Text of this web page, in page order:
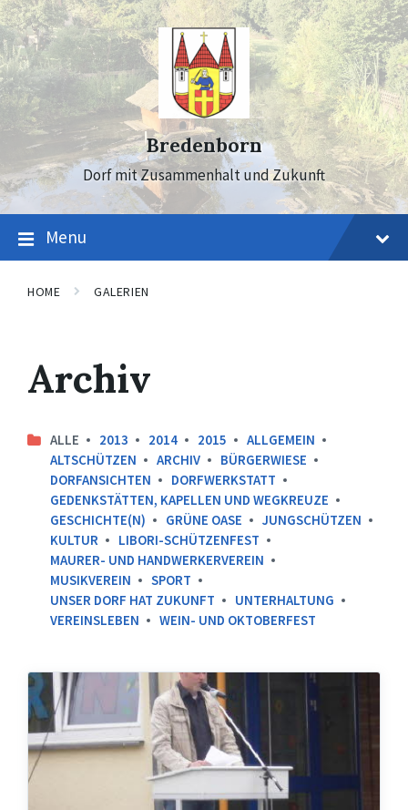
Skip
to
content
Skip
to
main
navigation
Skip
to
footer
Bredenborn
Dorf mit Zusammenhalt und Zukunft
Menu
HOME GALERIEN
Archiv
ALLE 2013 2014 2015
ALLGEMEIN
ALTSCHÜTZEN
ARCHIV
BÜRGERWIESE
DORFANSICHTEN
DORFWERKSTATT
GEDENKSTÄTTEN, KAPELLEN UND WEGKREUZE
GESCHICHTE(N)
GRÜNE OASE
JUNGSCHÜTZEN
KULTUR
LIBORI-SCHÜTZENFEST
MAURER- UND HANDWERKERVEREIN
MUSIKVEREIN
SPORT
UNSER DORF HAT ZUKUNFT
UNTERHALTUNG
VEREINSLEBEN
WEIN- UND OKTOBERFEST